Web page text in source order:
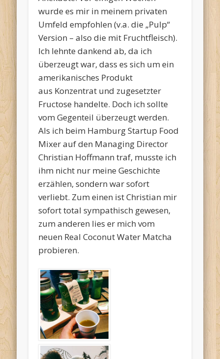
wurde es mir in meinem privaten
Umfeld empfohlen (v.a. die „Pulp“
Version – also die mit Fruchtfleisch).
Ich lehnte dankend ab, da ich
überzeugt war, dass es sich um ein
amerikanisches Produkt
aus Konzentrat und zugesetzter
Fructose handelte. Doch ich sollte
vom Gegenteil überzeugt werden.
Als ich beim Hamburg Startup Food
Mixer auf den Managing Director
Christian Hoffmann traf, musste ich
ihm nicht nur meine Geschichte
erzählen, sondern war sofort
verliebt. Zum einen ist Christian mir
sofort total sympathisch gewesen,
zum anderen lies er mich vom
neuen Real Coconut Water Matcha
probieren.